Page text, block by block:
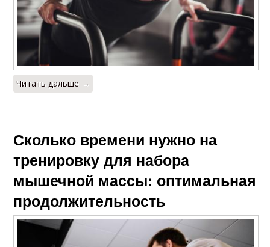
Читать дальше →
Сколько времени нужно на
тренировку для набора
мышечной массы: оптимальная
продолжительность